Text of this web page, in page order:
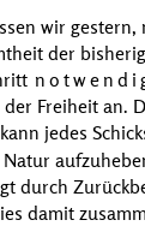
wir
der
Freiheit an.
jedes
durch
damit